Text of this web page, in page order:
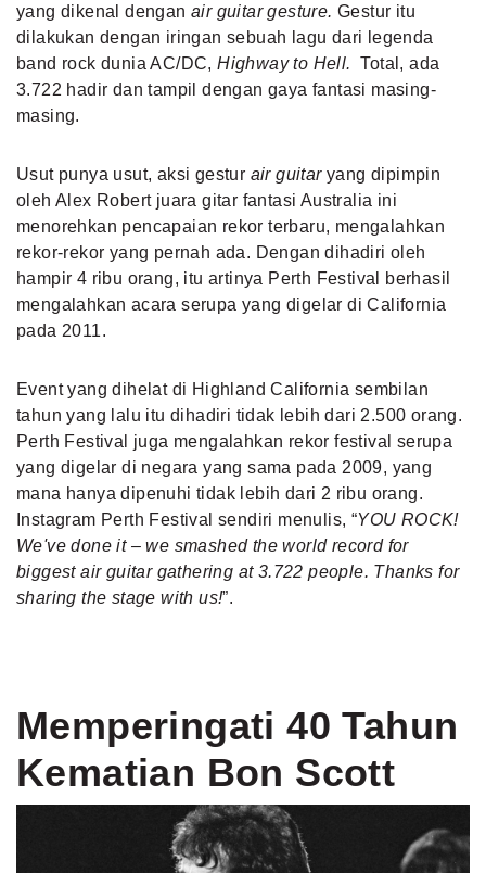
yang dikenal dengan air guitar gesture. Gestur itu
dilakukan dengan iringan sebuah lagu dari legenda
band rock dunia AC/DC,Highway to Hell. Total, ada
3.722 hadir dan tampil dengan gaya fantasi masing-
masing.
Usut punya usut, aksi gestur air guitaryang dipimpin
oleh Alex Robert juara gitar fantasi Australia ini
menorehkan pencapaian rekor terbaru, mengalahkan
rekor-rekor yang pernah ada. Dengan dihadiri oleh
hampir 4 ribu orang, itu artinya Perth Festival
berhasil
mengalahkan acara serupa yang digelar di California
pada 2011.
Event yang dihelat di Highland California sembilan
tahun yang lalu itu dihadiri tidak lebih dari 2.500 orang.
Perth Festival
juga mengalahkan rekor festival serupa
yang digelar di negara yang sama pada 2009, yang
mana hanya dipenuhi tidak lebih dari 2 ribu orang.
Instagram Perth Festival sendiri menulis, “YOU ROCK!
We've done it – we smashed the world record for
biggest air guitar gathering at 3.722 people. Thanks for
sharing the stage with us!”.
Memperingati 40 Tahun
Kematian Bon Scott